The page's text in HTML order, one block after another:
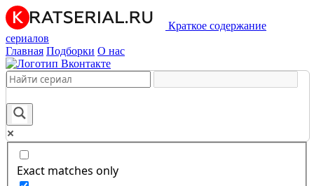
Краткое содержание
сериалов
Главная Подборки О нас
Exact matches only